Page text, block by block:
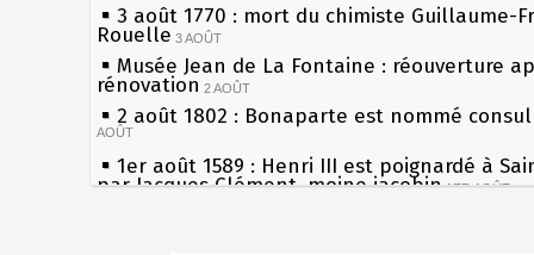
3 août 1770 : mort du chimiste Guillaume-
Rouelle 3 AOÛT
Musée Jean de La Fontaine : réouverture
rénovation 2 AOÛT
2 août 1802 : Bonaparte est nommé
AOÛT
1er août 1589 : Henri III est poignardé à
par Jacques Clément, moine jacobin 1ER AOÛT